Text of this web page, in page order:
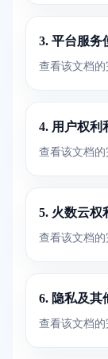
3. 平台服务
查看该文档的
4. 用户权利
查看该文档的
5. 火数云权
查看该文档的
6. 隐私及其
查看该文档的